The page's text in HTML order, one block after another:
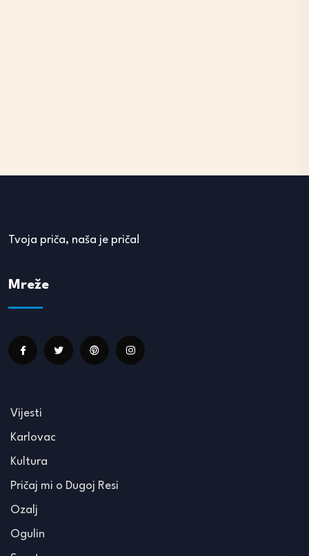
Tvoja priča, naša je priča!
Mreže
Vijesti
Karlovac
Kultura
Pričaj mi o Dugoj Resi
Ozalj
Ogulin